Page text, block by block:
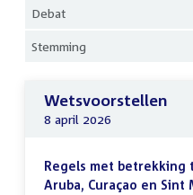
Debat
Stemming
Wetsvoorstellen
8 april 2026
Regels met
Aruba, Curaçao en Sint